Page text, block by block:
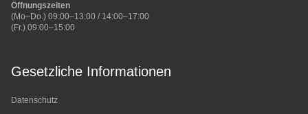
Öffnungszeiten
(Mo–Do.) 09:00–13:00 / 14:00–17:00
(Fr.) 09:00–15:00
Gesetzliche Informationen
Datenschutz